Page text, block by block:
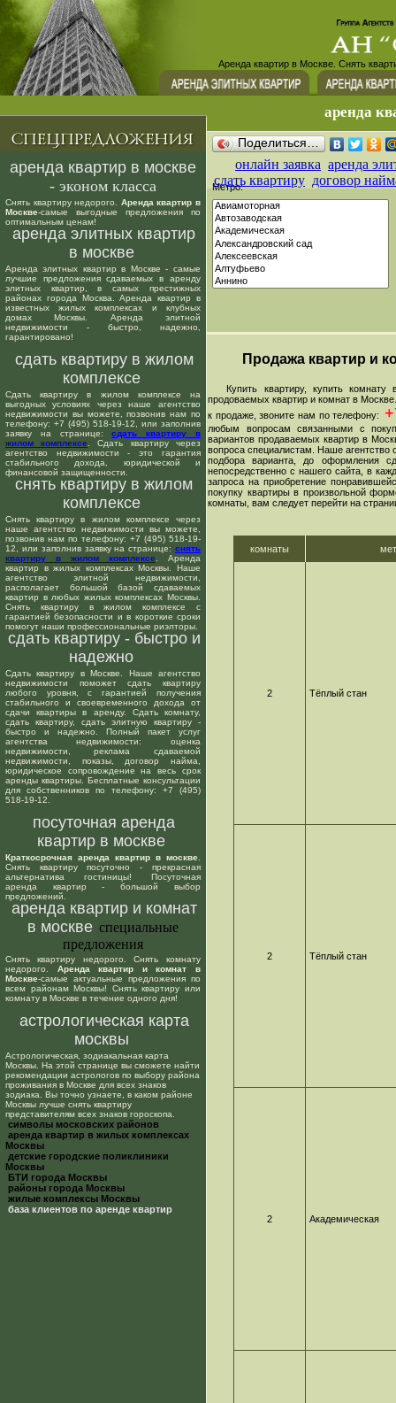
Аренда квартир в Москве. Снять
аренда
аренда квартир в москве
- эконом класса
Снять квартиру недорого. Аренда квартир в
Москве-самые выгодные предложения по
оптимальным ценам!
аренда элитных квартир
в москве
Аренда элитных квартир в Москве - самые
лучшие предложения сдаваемых в аренду
элитных квартир, в самых престижных
районах города Москва. Аренда квартир в
известных жилых комплексах и клубных
домах Москвы. Аренда элитной
недвижимости - быстро, надежно,
гарантировано!
сдать квартиру в жилом
комплексе
Сдать квартиру в жилом комплексе на
выгодных условиях через наше агентство
недвижимости вы можете, позвонив нам по
телефону: +7 (495) 518-19-12, или заполнив
заявку на странице:сдать квартиру в
жилом комплексе . Сдать квартиру через
агентство недвижимости - это гарантия
стабильного дохода, юридической и
финансовой защищенности.
снять квартиру в жилом
комплексе
Снять квартиру в жилом комплексе через
наше агентство недвижимости вы можете,
позвонив нам по телефону: +7 (495) 518-19-
12, или заполнив заявку на странице: снять
квартиру в жилом комплексе . Аренда
квартир в жилых комплексах Москвы. Наше
агентство элитной недвижимости,
располагает большой базой сдаваемых
квартир в любых жилых комплексах Москвы.
Снять квартиру в жилом комплексе с
гарантией безопасности и в короткие сроки
помогут наши профессиональные риэлторы.
сдать квартиру - быстро и
надежно
Сдать квартиру в Москве. Наше агентство
недвижимости поможет сдать квартиру
любого уровня, с гарантией получения
стабильного и своевременного дохода от
сдачи квартиры в аренду. Сдать комнату,
сдать квартиру, сдать элитную квартиру -
быстро и надежно. Полный пакет услуг
агентства недвижимости: оценка
недвижимости, реклама сдаваемой
недвижимости, показы, договор найма,
юридическое сопровождение на весь срок
аренды квартиры. Бесплатные консультации
для собственников по телефону: +7 (495)
518-19-12.
посуточная аренда
квартир в москве
Краткосрочная аренда квартир в москве
Снять квартиру посуточно - прекрасная
альтернатива гостиницы! Посуточная
аренда квартир - большой выбор
предложений.
аренда квартир и комнат
в москве специальные
предложения
Снять квартиру недорого. Снять комнату
недорого. Аренда квартир и комнат в
Москве-самые актуальные предложения по
всем районам Москвы! Снять квартиру или
комнату в Москве в течение одного дня!
астрологическая карта
москвы
Астрологическая, зодиакальная карта
Москвы. На этой странице вы сможете найти
рекомендации астрологов по выбору района
проживания в Москве для всех знаков
зодиака. Вы точно узнаете, в каком районе
Москвы лучше снять квартиру
представителям всех знаков гороскопа.
cимволы московских районов
аренда квартир в жилых комплексах
Москвы
детские городские поликлиники
Москвы
БТИ города Москвы
районы города Москвы
жилые комплексы Москвы
база клиентов по аренде квартир
Поделиться…
онлайн заявка аренда
сдать квартиру договор
Метро:
Продажа квартир и
Купить квартиру, купить комнату
продоваемых квартир и комнат в
к продаже, звоните нам по телефону:
любым вопросам связанными с
вариантов продаваемых квартир в
вопроса специалистам. Наше агентство
подбора варианта, до оформления
непосредственно с нашего сайта, в
запроса на приобретение
покупку квартиры в произвольной
комнаты, вам следует перейти на
комнаты
2 Тёплый стан
2 Тёплый стан
2 Академическая